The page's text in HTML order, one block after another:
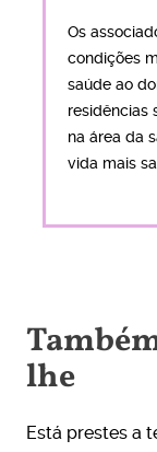
Os
condições
saúde ao
residências
na área da
vida mais
lhe
Está prestes a